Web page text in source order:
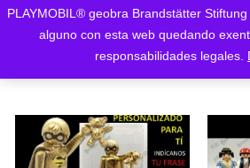
PLAYMOBIL® geobra Brandstätter
alguno con esta web quedando
responsabilidades legales.
ORDENAR POR
ÚLTIMOS